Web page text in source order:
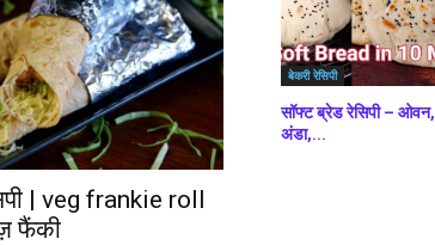
| veg frankie roll
फैंकी
बेकरी रेसिपी
सॉफ्ट ब्रेड रेसिपी – ओवन,
अंडा,...